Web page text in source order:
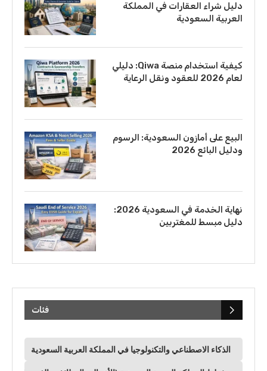
دليل شراء العقارات في المملكة
العربية السعودية
كيفية استخدام منصة Qiwa: دليلي
لعام 2026 للعقود ونقل الرعاية
البيع على أمازون السعودية: الرسوم
ودليل البائع 2026
نهاية الخدمة في السعودية 2026:
دليل مبسط للمغتربين
فئات
الذكاء الاصطناعي والتكنولوجيا في المملكة العربية السعودية